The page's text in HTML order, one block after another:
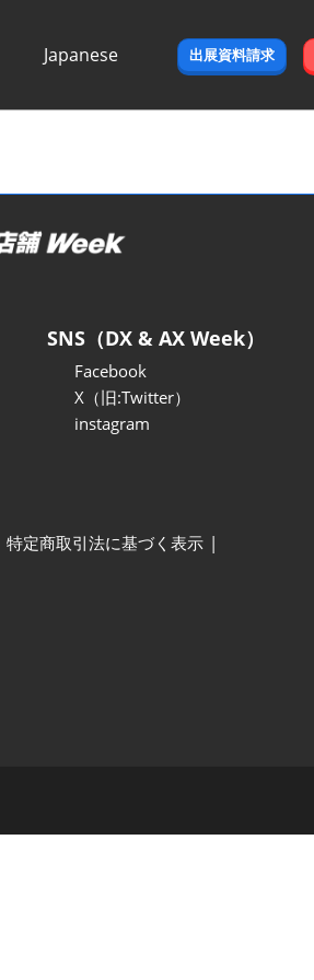
Japanese
出展資料請求
SNS（DX & AX Week）
Facebook
X（旧:Twitter）
instagram
特定商取引法に基づく表示